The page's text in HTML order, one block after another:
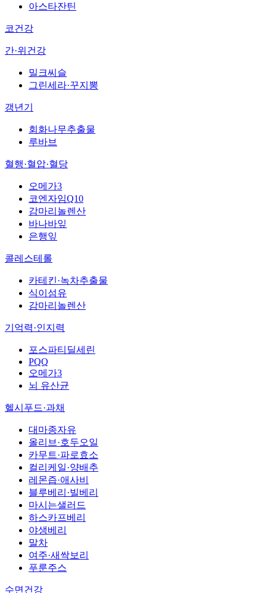
아스타잔틴
코건강
간·위건강
밀크씨슬
그린세라·꾸지뽕
갱년기
회화나무추출물
루바브
혈행·혈압·혈당
오메가3
코엔자임Q10
감마리놀렌산
바나바잎
은행잎
콜레스테롤
카테킨·녹차추출물
식이섬유
감마리놀렌산
기억력·인지력
포스파티딜세린
PQQ
오메가3
뇌 유산균
헬시푸드·과채
대마종자유
올리브·호두오일
카무트·파로효소
컬리케일·양배추
레몬즙·애사비
블루베리·빌베리
마시는샐러드
하스카프베리
야생베리
말차
여주·새싹보리
푸룬주스
수면건강